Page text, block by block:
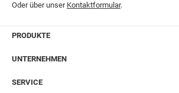
Oder über unser Kontaktformular.
PRODUKTE
UNTERNEHMEN
SERVICE